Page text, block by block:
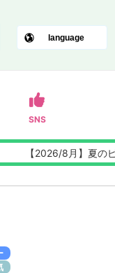
SNS
2026/8月】夏のピーク